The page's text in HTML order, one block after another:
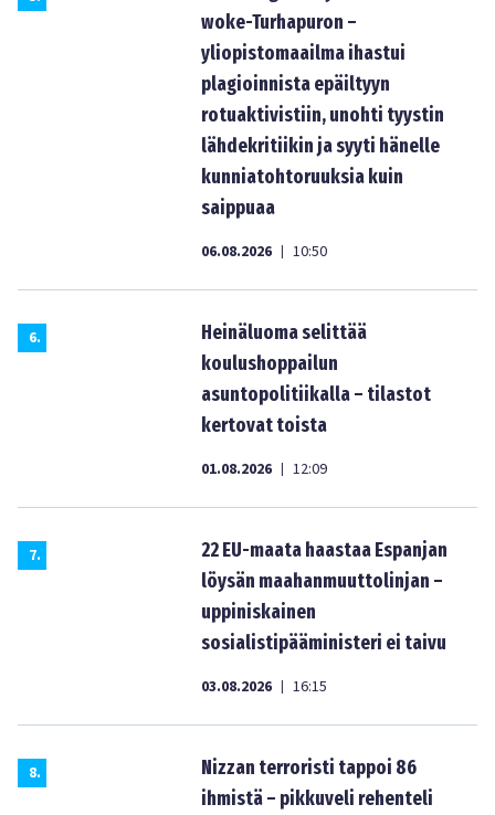
woke-Turhapuron –
yliopistomaailma ihastui
plagioinnista epäiltyyn
rotuaktivistiin, unohti tyystin
lähdekritiikin ja syyti hänelle
kunniatohtoruuksia kuin
saippuaa
06.08.2026 | 10:50
6.
Heinäluoma selittää
koulushoppailun
asuntopolitiikalla – tilastot
kertovat toista
01.08.2026 | 12:09
7.
22 EU-maata haastaa Espanjan
löysän maahanmuuttolinjan –
uppiniskainen
sosialistipääministeri ei taivu
03.08.2026 | 16:15
8.
Nizzan terroristi tappoi 86
ihmistä – pikkuveli rehenteli